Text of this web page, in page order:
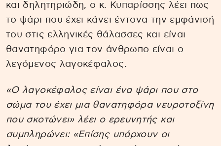
και δηλητηριώδη, ο κ. Κυπαρίσσης λέει πως
το ψάρι που έχει κάνει έντονα την εμφάνισή
του στις ελληνικές θάλασσες και είναι
θανατηφόρο για τον άνθρωπο είναι ο
λεγόμενος λαγοκέφαλος.
«Ο λαγοκέφαλος είναι ένα ψάρι που στο
σώμα του έχει μια θανατηφόρα νευροτοξίνη
που σκοτώνει» λέει ο ερευνητής και
συμπληρώνει: «Επίσης υπάρχουν οι